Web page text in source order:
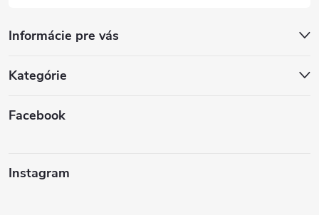
Informácie pre vás
Kategórie
Facebook
Instagram